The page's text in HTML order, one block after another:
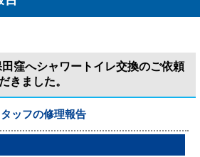
窪へシャワートイレ交換のご依頼
きました。
タッフの修理報告